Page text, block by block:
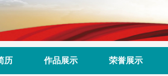
历 作品展示 荣誉展示